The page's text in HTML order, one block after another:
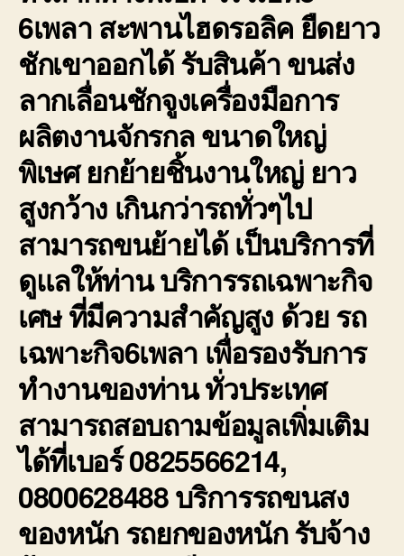
6เพลา สะพานไฮดรอลิค ยืดยาว
ชักเขาออกได้ รับสินค้า ขนส่ง
ลากเลื่อนชักจูงเครื่องมือการ
ผลิตงานจักรกล ขนาดใหญ่
พิเษศ ยกย้ายชิ้นงานใหญ่ ยาว
สูงกว้าง เกินกว่ารถทั่วๆไป
สามารถขนย้ายได้ เป็นบริการที่
ดูแลให้ท่าน บริการรถเฉพาะกิจ
เศษ ที่มีความสำคัญสูง ด้วย รถ
เฉพาะกิจ6เพลา เพื่อรองรับการ
ทำงานของท่าน ทั่วประเทศ
สามารถสอบถามข้อมูลเพิ่มเติม
ได้ที่เบอร์ 0825566214,
0800628488 บริการรถขนสง
ของหนัก รถยกของหนัก รับจ้าง